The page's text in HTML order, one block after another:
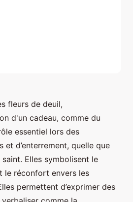
fleurs de deuil,
d'un cadeau, comme du
essentiel lors des
et d’enterrement, quelle que
Elles symbolisent le
le réconfort envers les
permettent d’exprimer des